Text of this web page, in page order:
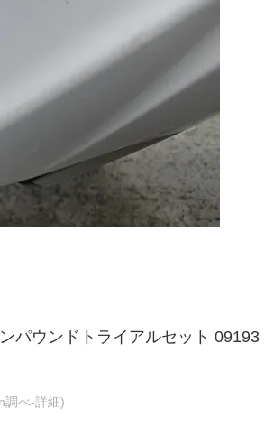
パウンドトライアルセット 09193
調べ-詳細)